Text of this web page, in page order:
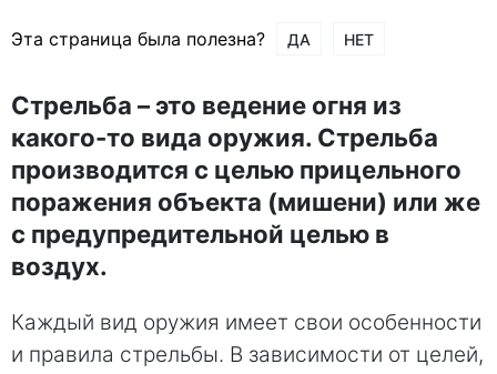
Эта страница была полезна? ДА НЕТ
Стрельба – это ведение огня из
какого-то вида оружия. Стрельба
производится с целью прицельного
поражения объекта (мишени) или же
с предупредительной целью в
воздух.
Каждый вид оружия имеет свои особенности
и правила стрельбы. В зависимости от целей,